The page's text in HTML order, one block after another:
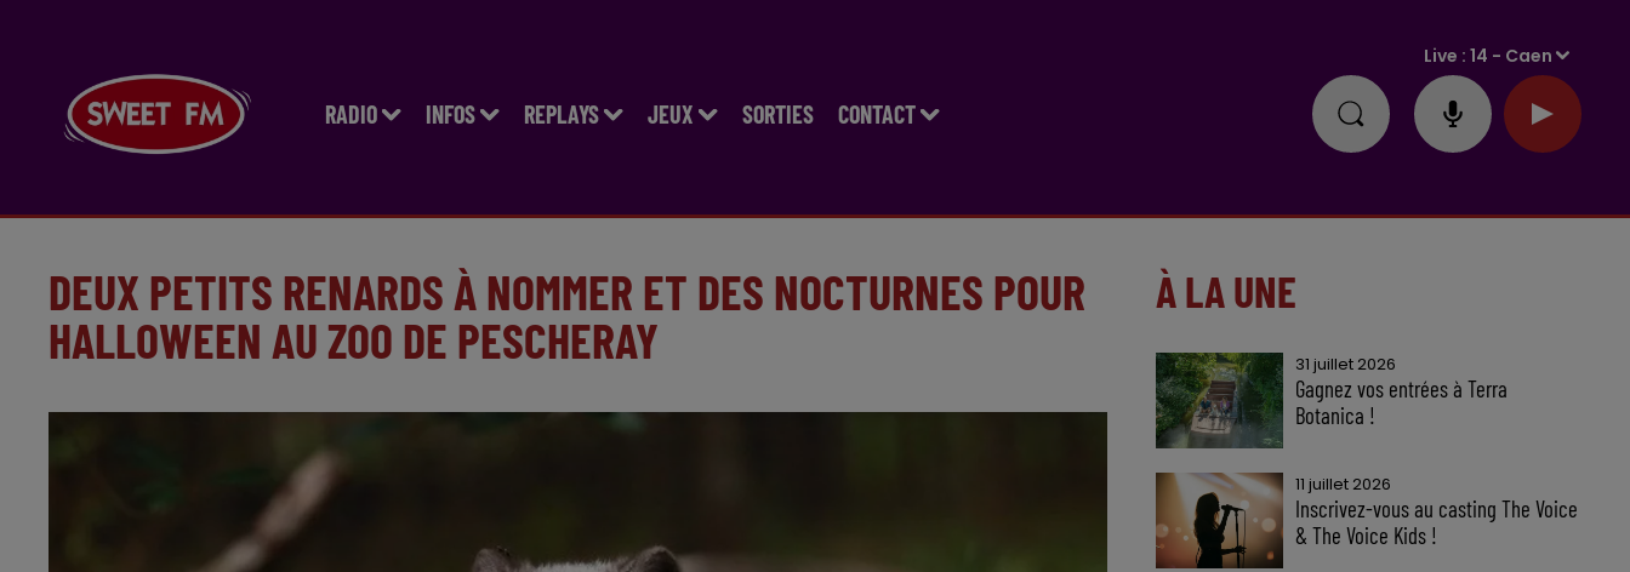
RADIO INFOS REPLAYS JEUX SORTIES CONTACT
Live :14 - Caen
DEUX PETITS RENARDS À NOMMER ET DES NOCTURNES POUR
HALLOWEEN AU ZOO DE PESCHERAY
À LA UNE
31 juillet 2026
Gagnez vos entrées à Terra
Botanica !
11 juillet 2026
Inscrivez-vous au casting The Voice
& The Voice Kids !